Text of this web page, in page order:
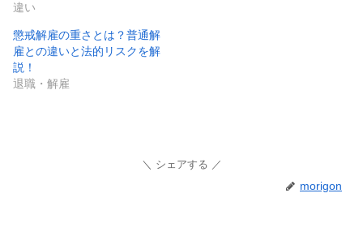
違い
懲戒解雇の重さとは？普通解
雇との違いと法的リスクを解
説！
退職・解雇
シェアする
morigon